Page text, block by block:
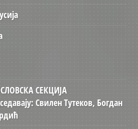
СЕКЦИЈА
Свилен Тутеков, Богдан